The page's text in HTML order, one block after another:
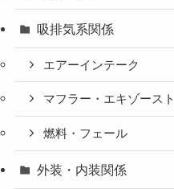
吸排気系関係
エアーインテーク
マフラー・エキゾースト
燃料・フェール
外装・内装関係